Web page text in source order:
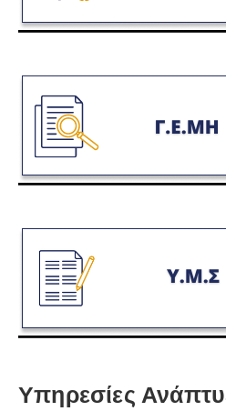
Υπηρεσίες